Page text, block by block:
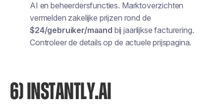
AI en beheerdersfuncties. Marktoverzichten
vermelden zakelijke prijzen rond de
$24/gebruiker/maand bij jaarlijkse facturering.
Controleer de details op de actuele prijspagina.
6) INSTANTLY.AI